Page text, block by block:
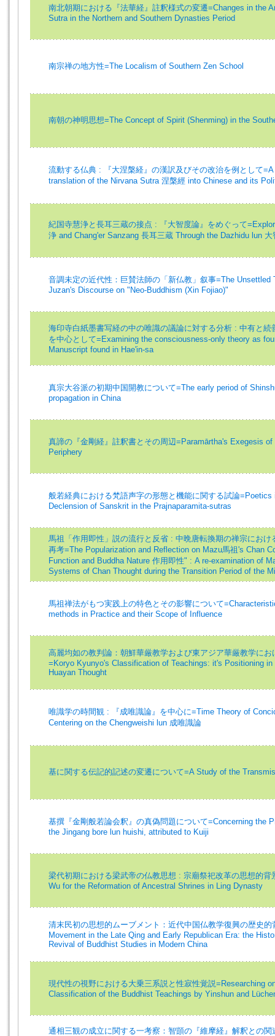
南北朝期における『法華経』註釈様式の変遷=Changes in the
Sutra in the Northern and Southern Dynasties Period
南宗禅の地方性=The Localism of Southern Zen School
南朝の神明思想=The Concept of Spirit (Shenming) in the
流動する仏典 : 『大涅槃経』の漢訳及びその改治を例として
translation of the Nirvana Sutra 涅槃經 into Chinese and its
紀国寺慧浄と長耳三蔵の接点 : 『大智度論』をめぐって
浄 and Chang'er Sanzang 長耳三蔵 Through the Dazhidu lun 大
音調未定の近代性：巨賛法師の「新仏教」叙事=The Unsettled
Juzan's Discourse on "Neo-Buddhism (Xin Fojiao)"
海印寺白紙墨書写経の中の唯識の議論に対する分析 : 中有と続
を中心として=Examining the consciousness-only theory as
Manuscript found in Hae'in-sa
真宗大谷派の初期中国開教について=The early period of
propagation in China
真諦の『金剛経』註釈書とその周辺=Paramārtha's Exegesis
Periphery
般若経典における梵語声字の形態と機能に関する試論=Poetics
Declension of Sanskrit in the Prajnaparamita-sutras
馬祖「作用即性」説の流行と反省 : 中晩唐転換期の禅宗におけ
再考=The Popularization and Reflection on Mazu馬祖's Chan
Function and Buddha Nature 作用即性" : A re-examination of
Systems of Chan Thought during the Transition Period of the
馬祖禅法がもつ実践上の特色とその影響について
methods in Practice and their Scope of Influence
高麗均如の教判論：朝鮮華厳教学および東アジア華厳教学に
=Koryo Kyunyo's Classification of Teachings: it's Positioning
Huayan Thought
唯識学の時間観 : 『成唯識論』を中心に=Time Theory of
Centering on the Chengweishi lun 成唯識論
基に関する伝記的記述の変遷について=A Study of the
基撰『金剛般若論会釈』の真偽問題について=Concerning the
the Jingang bore lun huishi, attributed to Kuiji
梁代初期における梁武帝の仏教思想 : 宗廟祭祀改革の思想的
Wu for the Reformation of Ancestral Shrines in Ling Dynasty
清末民初の思想的ムーブメント：近代中国仏教学復興の歴史
Movement in the Late Qing and Early Republican Era: the
Revival of Buddhist Studies in Modern China
現代性の視野における大乗三系説と性寂性覚説=Researching
Classification of the Buddhist Teachings by Yinshun and
通相三観の成立に関する一考察：智顗の『維摩経』解釈との